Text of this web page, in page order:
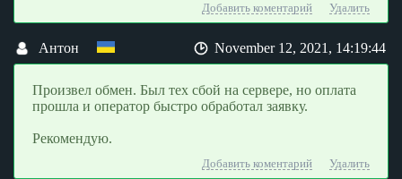
Добавить коментарий Удалить
Антон November 12, 2021, 14:19:44
Произвел обмен. Был тех сбой на сервере, но оплата
прошла и оператор быстро обработал заявку.
Рекомендую.
Добавить коментарий Удалить